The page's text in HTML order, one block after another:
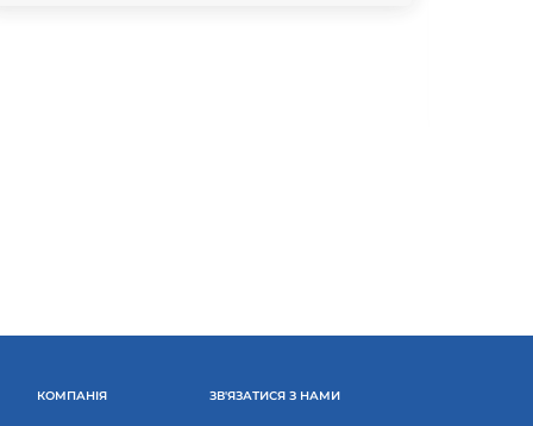
КОМПАНІЯ ЗВ'ЯЗАТИСЯ З НАМИ